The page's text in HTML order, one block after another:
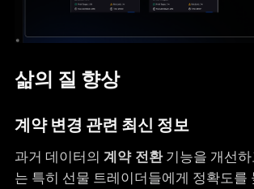
삶의 질 향상
계약 변경 관련 최신 정보
과거 데이터의 계약 전환기능을 개선하
는 특히 선물 트레이더들에게 정확도를